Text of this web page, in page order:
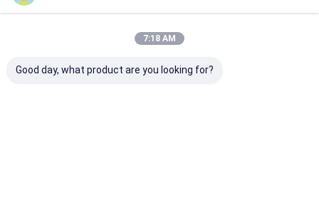
7:18 AM
Good day, what product are you looking for?